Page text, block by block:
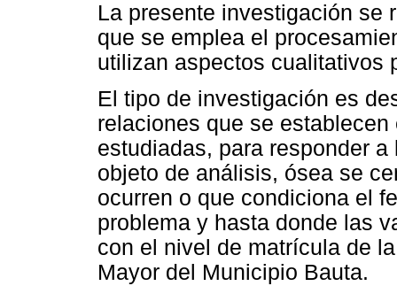
La presente investigación se
que se emplea el
utilizan aspectos cualitativos
El tipo de investigación es
relaciones que se
estudiadas, para responder
objeto de análisis, ósea se
ocurren o que condiciona el
problema y hasta donde las
con el nivel de matrícula de
Mayor del Municipio Bauta.